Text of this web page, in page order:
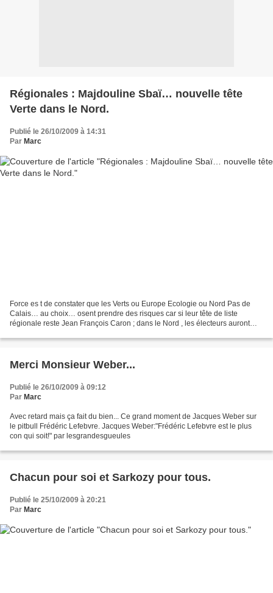
Régionales : Majdouline Sbaï… nouvelle tête
Verte dans le Nord.
Publié le 26/10/2009 à 14:31
Par Marc
Force es t de constater que les Verts ou Europe Ecologie ou Nord Pas de
Calais… au choix… osent prendre des risques car si leur tête de liste
régionale reste Jean François Caron ; dans le Nord , les électeurs auront
Merci Monsieur Weber...
Publié le 26/10/2009 à 09:12
Par Marc
Avec retard mais ça fait du bien... Ce grand moment de Jacques Weber sur
le pitbull Frédéric Lefebvre. Jacques Weber:"Frédéric Lefebvre est le plus
con qui soit!" par lesgrandesgueules
Chacun pour soi et Sarkozy pour tous.
Publié le 25/10/2009 à 20:21
Par Marc